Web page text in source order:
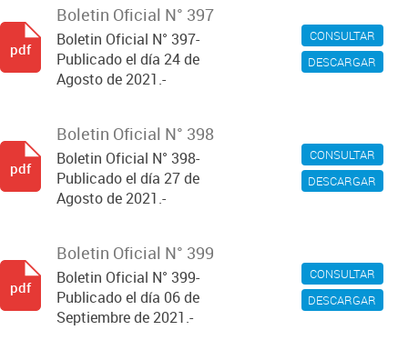
CONSULTAR
DESCARGAR
Boletin Oficial N° 397
Boletin Oficial N° 397-
Publicado el día 24 de
Agosto de 2021.-
pdf
CONSULTAR
DESCARGAR
Boletin Oficial N° 398
Boletin Oficial N° 398-
Publicado el día 27 de
Agosto de 2021.-
pdf
CONSULTAR
DESCARGAR
Boletin Oficial N° 399
Boletin Oficial N° 399-
Publicado el día 06 de
Septiembre de 2021.-
pdf